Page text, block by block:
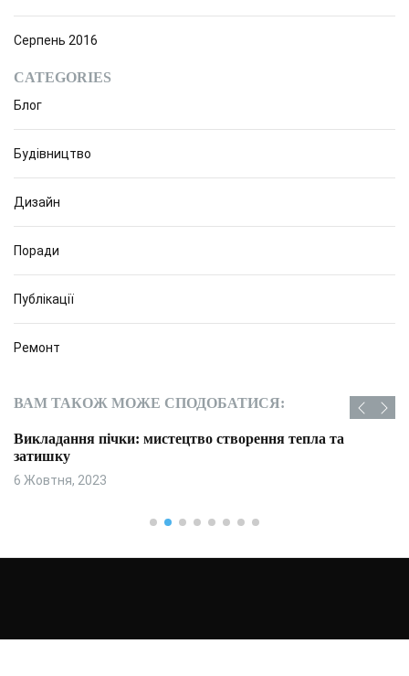
Серпень 2016
CATEGORIES
Блог
Будівництво
Дизайн
Поради
Публікації
Ремонт
ВАМ ТАКОЖ МОЖЕ СПОДОБАТИСЯ:
Викладання пічки: мистецтво створення тепла та
затишку
6 Жовтня, 2023